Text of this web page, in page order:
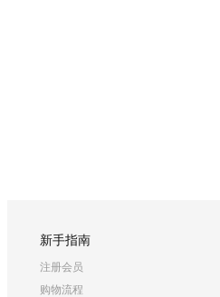
新手指南
注册会员
购物流程